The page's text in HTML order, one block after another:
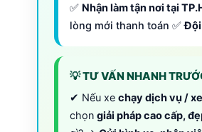
✅ Nhận làm tận nơi tại
lòng mới thanh toán ✅Đội
💡 TƯ VẤN NHANH
✔ Nếu xe chạy dịch vụ /
chọn giải pháp cao cấp,